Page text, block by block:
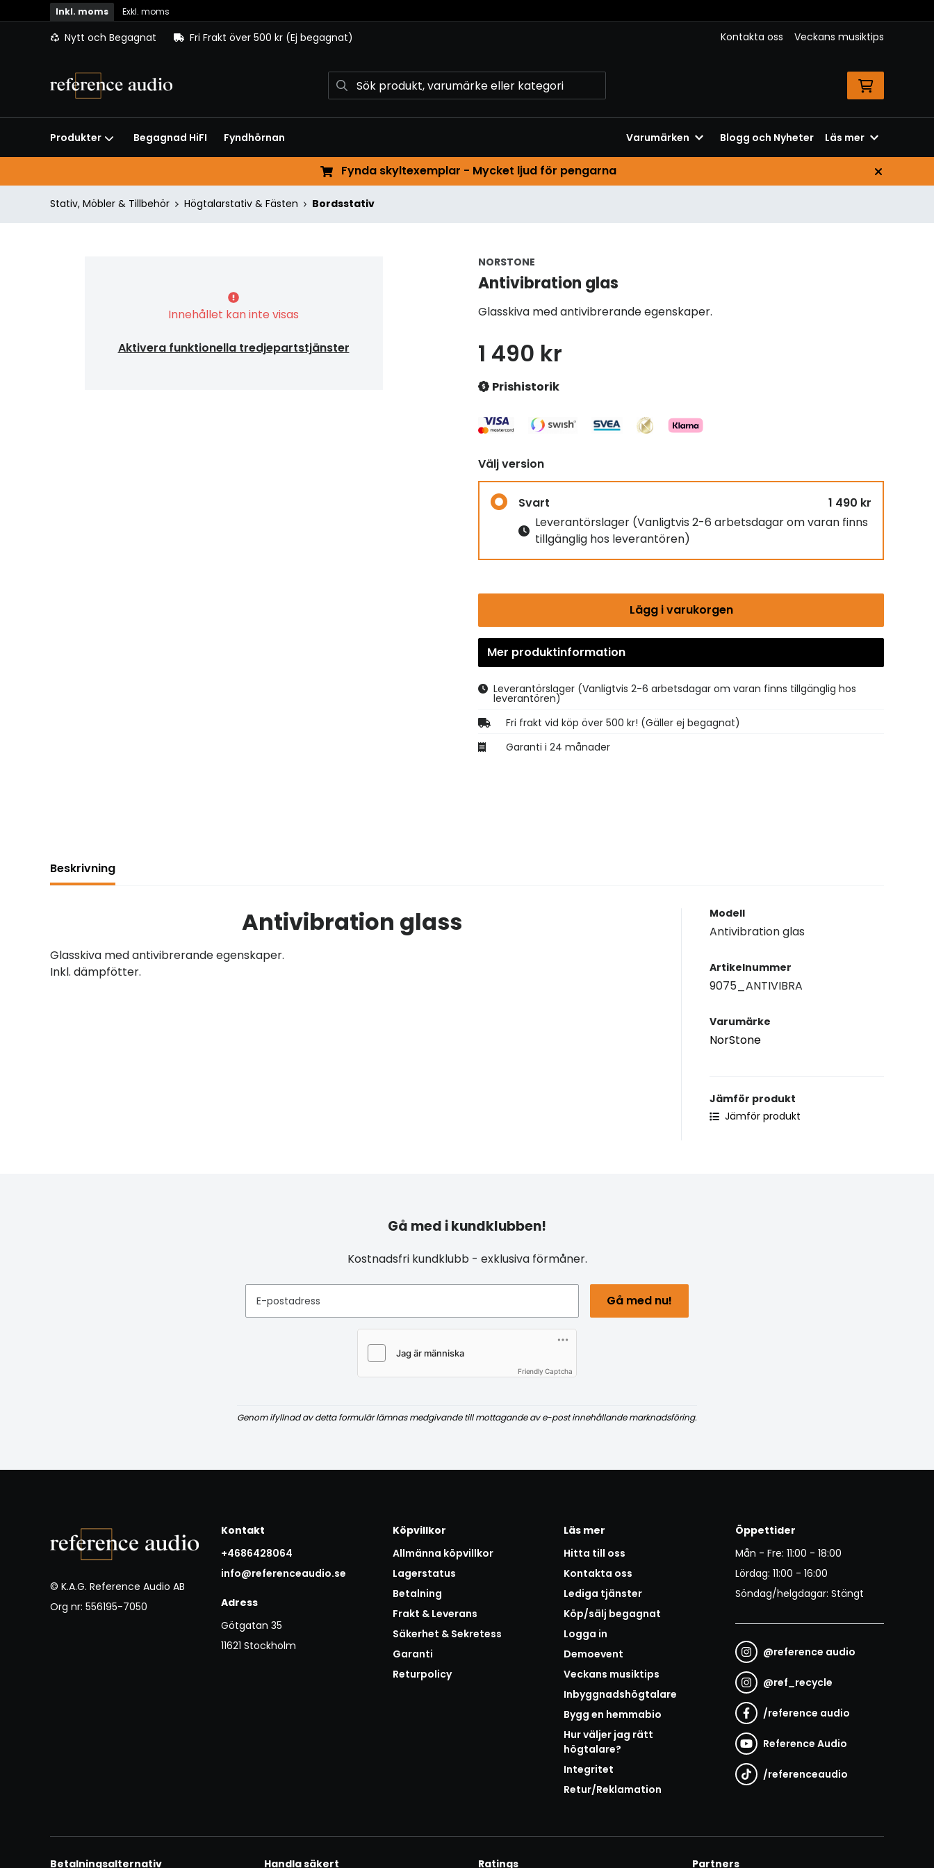
Inkl. moms Exkl. moms
Nytt och Begagnat Fri Frakt över 500 kr (Ej begagnat) Kontakta oss Veckans musiktips
Produkter Begagnad HiFI Fyndhörnan Varumärken Blogg och Nyheter Läs mer
Fynda skyltexemplar - Mycket ljud för pengarna
Stativ, Möbler & Tillbehör Högtalarstativ & Fästen Bordsstativ
Innehållet kan inte visas
Aktivera funktionella tredjepartstjänster
NORSTONE
Antivibration glas
Glasskiva med antivibrerande egenskaper.
1 490 kr
Prishistorik
Välj version
Svart
1 490 kr
Leverantörslager (Vanligtvis 2-6 arbetsdagar om varan finns
tillgänglig hos leverantören)
Lägg i varukorgen
Mer produktinformation
Leverantörslager (Vanligtvis 2-6 arbetsdagar om varan finns tillgänglig hos
leverantören)
Fri frakt vid köp över 500 kr! (Gäller ej begagnat)
Garanti i 24 månader
Beskrivning
Antivibration glass
Glasskiva med antivibrerande egenskaper.
Inkl. dämpfötter.
Modell
Antivibration glas
Artikelnummer
9075_ANTIVIBRA
Varumärke
NorStone
Jämför produkt
Jämför produkt
Gå med i kundklubben!
Kostnadsfri kundklubb - exklusiva förmåner.
E-postadress Gå med nu!
Friendly Captcha
Genom ifyllnad av detta formulär lämnas medgivande till mottagande av e-post innehållande marknadsföring.
© K.A.G. Reference Audio AB
Org nr: 556195-7050
Kontakt
+4686428064
info@referenceaudio.se
Adress
Götgatan 35
11621 Stockholm
Köpvillkor
Allmänna köpvillkor
Lagerstatus
Betalning
Frakt & Leverans
Säkerhet & Sekretess
Garanti
Returpolicy
Läs mer
Hitta till oss
Kontakta oss
Lediga tjänster
Köp/sälj begagnat
Logga in
Demoevent
Veckans musiktips
Inbyggnadshögtalare
Bygg en hemmabio
Hur väljer jag rätt
högtalare?
Integritet
Retur/Reklamation
Öppettider
Mån - Fre: 11:00 - 18:00
Lördag: 11:00 - 16:00
Söndag/helgdagar: Stängt
@reference audio
@ref_recycle
/reference audio
Reference Audio
/referenceaudio
Betalningsalternativ Handla säkert Ratings Partners